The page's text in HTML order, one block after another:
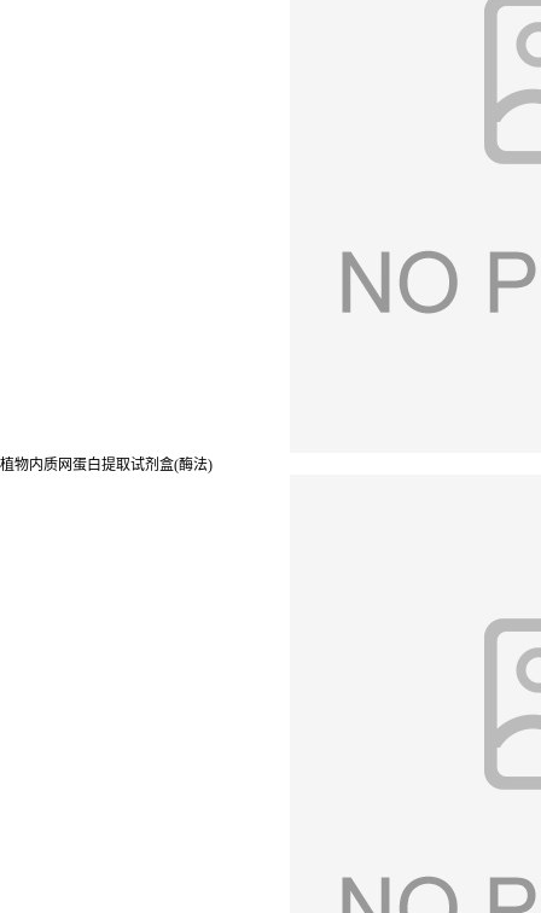
植物内质网蛋白提取试剂盒(酶法)